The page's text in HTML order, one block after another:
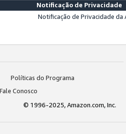
Notificação de Privacidade
Notificação de Privacidade
Políticas do Programa
Fale Conosco
© 1996-2025, Amazon.com, Inc.